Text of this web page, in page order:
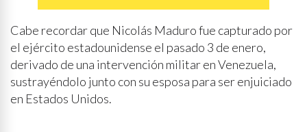
Cabe recordar que Nicolás Maduro fue capturado por
el ejército estadounidense el pasado 3 de enero,
derivado de una intervención militar en Venezuela,
sustrayéndolo junto con su esposa para ser enjuiciado
en Estados Unidos.